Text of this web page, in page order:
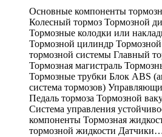
Основные компоненты
Колесный тормоз Тормозной
Тормозные колодки или
Тормозной цилиндр
тормозной системы Главный
Тормозная магистраль
Тормозные трубки Блок ABS
система тормозов)
Педаль тормоза Тормозной
Система управления
компоненты Тормозная
тормозной жидкости